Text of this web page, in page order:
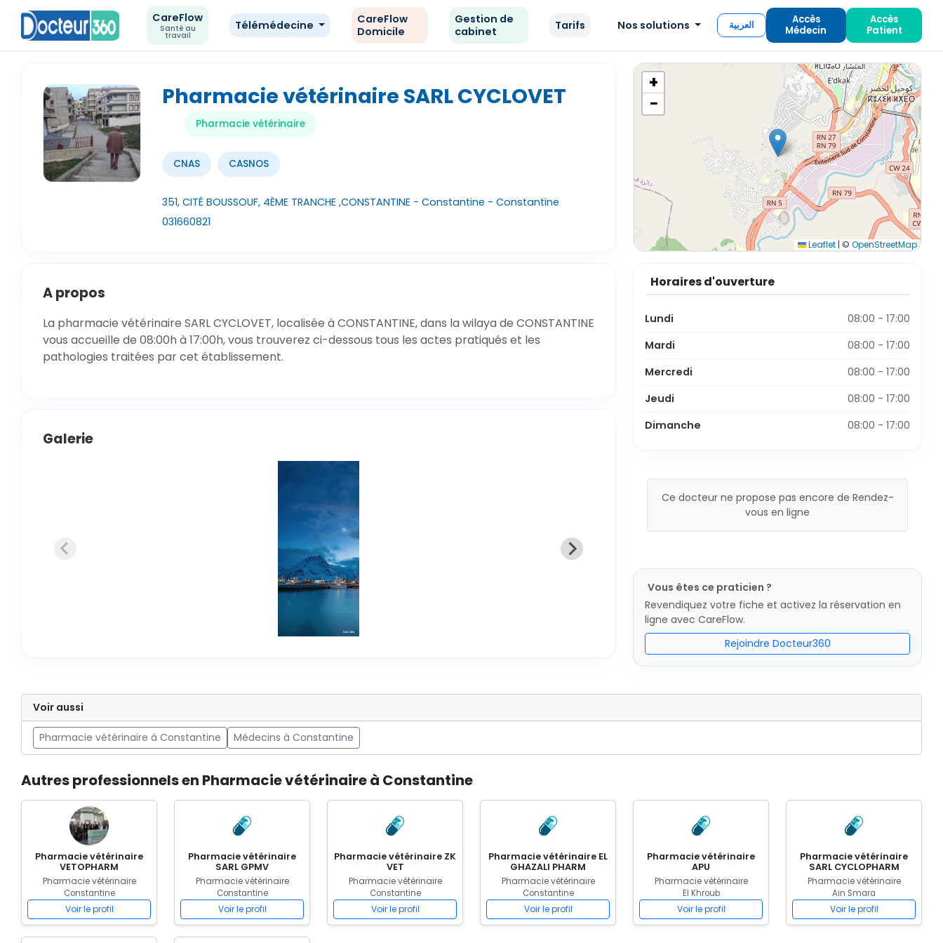
CareFlow
Santé au
travail
Télémédecine
CareFlow
Domicile
Gestion de
cabinet
Tarifs Nos solutions العربية
Accès
Médecin
Accès
Patient
Pharmacie vétérinaire SARL CYCLOVET
Pharmacie vétérinaire
CNAS CASNOS
351, CITÉ BOUSSOUF, 4ÈME TRANCHE ,CONSTANTINE - Constantine - Constantine
031660821
+
−
Leaflet | © OpenStreetMap
A propos
La pharmacie vétérinaire SARL CYCLOVET, localisée à CONSTANTINE, dans la wilaya de CONSTANTINE
vous accueille de 08:00h à 17:00h, vous trouverez ci-dessous tous les actes pratiqués et les
pathologies traitées par cet établissement.
Galerie
Horaires d'ouverture
Lundi
08:00 - 17:00
Mardi
08:00 - 17:00
Mercredi
08:00 - 17:00
Jeudi
08:00 - 17:00
Dimanche
08:00 - 17:00
Ce docteur ne propose pas encore de Rendez-
vous en ligne
Vous êtes ce praticien ?
Revendiquez votre fiche et activez la réservation en
ligne avec CareFlow.
Rejoindre Docteur360
Voir aussi
Pharmacie vétérinaire à Constantine Médecins à Constantine
Autres professionnels en Pharmacie vétérinaire à Constantine
Pharmacie vétérinaire
VETOPHARM
Pharmacie vétérinaire
Constantine
Voir le profil
Pharmacie vétérinaire
SARL GPMV
Pharmacie vétérinaire
Constantine
Voir le profil
Pharmacie vétérinaire ZK
VET
Pharmacie vétérinaire
Constantine
Voir le profil
Pharmacie vétérinaire EL
GHAZALI PHARM
Pharmacie vétérinaire
Constantine
Voir le profil
Pharmacie vétérinaire
APU
Pharmacie vétérinaire
El Khroub
Voir le profil
Pharmacie vétérinaire
SARL CYCLOPHARM
Pharmacie vétérinaire
Ain Smara
Voir le profil